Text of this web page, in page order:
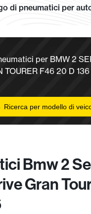
di pneumatici per
per BMW 2
TOURER F46 20 D 136
Ricerca per modello di
Bmw 2
Gran